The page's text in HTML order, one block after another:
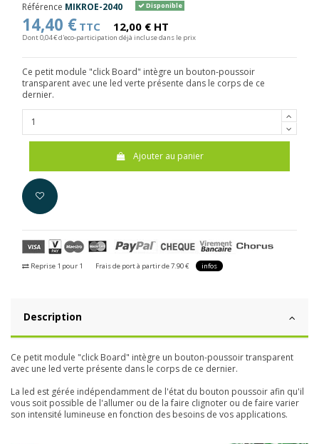
Référence MIKROE-2040 Disponible
14,40 € TTC 12,00 € HT
Dont 0,04 € d'eco-participation déjà incluse dans le prix
Ce petit module "click Board" intègre un bouton-poussoir
transparent avec une led verte présente dans le corps de ce
dernier.
Ajouter au panier
Reprise 1 pour 1 Frais de port à partir de 7.90 € infos
Description
Ce petit module "click Board" intègre un bouton-poussoir transparent
avec une led verte présente dans le corps de ce dernier.
La led est gérée indépendamment de l'état du bouton poussoir afin qu'il
vous soit possible de l'allumer ou de la faire clignoter ou de faire varier
son intensité lumineuse en fonction des besoins de vos applications.